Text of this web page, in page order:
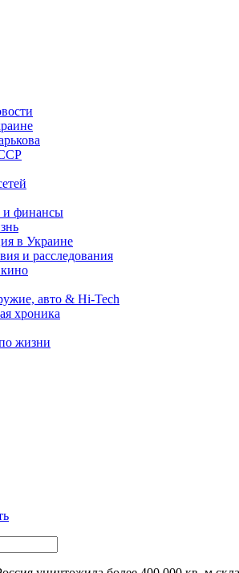
и финансы
в Украине
и расследования
авто & Hi-Tech
хроника
жизни